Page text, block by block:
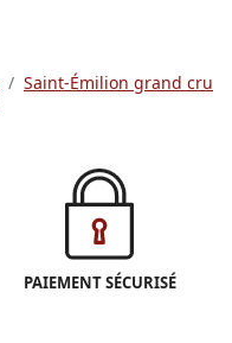
Saint-Émilion grand cru
PAIEMENT SÉCURISÉ